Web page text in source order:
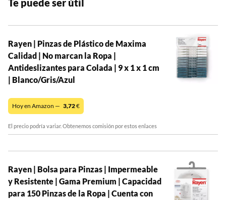
Te puede ser útil
Rayen | Pinzas de Plástico de Maxima
Calidad | No marcan la Ropa |
Antideslizantes para Colada | 9 x 1 x 1 cm
| Blanco/Gris/Azul
Hoy en Amazon — 3,72€
El precio podría variar. Obtenemos comisión por estos enlaces
Rayen | Bolsa para Pinzas | Impermeable
y Resistente | Gama Premium | Capacidad
para 150 Pinzas de la Ropa | Cuenta con